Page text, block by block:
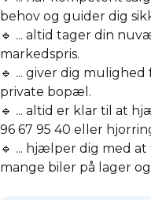
behov og guider dig
🔹 ... altid tager din
markedspris.
🔹 ... giver dig
private bopæl.
🔹 ... altid er klar til at
96 67 95 40 eller
🔹 ... hjælper dig med
mange biler på lager